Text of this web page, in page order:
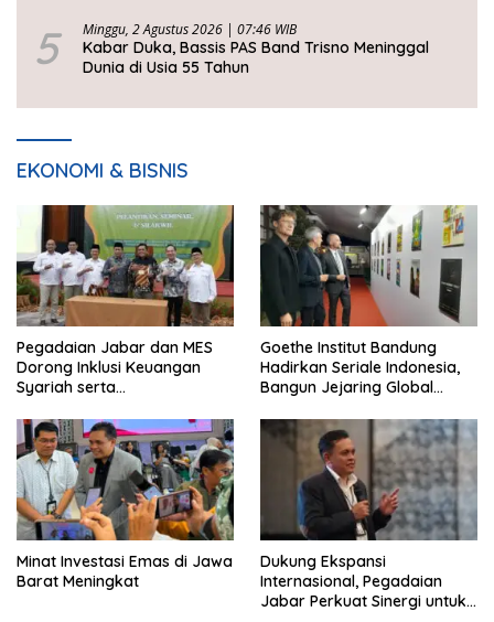
5 Minggu, 2 Agustus 2026 | 07:46 WIB
Kabar Duka, Bassis PAS Band Trisno Meninggal
Dunia di Usia 55 Tahun
EKONOMI & BISNIS
Pegadaian Jabar dan MES
Dorong Inklusi Keuangan
Syariah serta
Goethe Institut Bandung
Hadirkan Seriale Indonesia,
Bangun Jejaring Global
Minat Investasi Emas di Jawa
Barat Meningkat
Dukung Ekspansi
Internasional, Pegadaian
Jabar Perkuat Sinergi untuk